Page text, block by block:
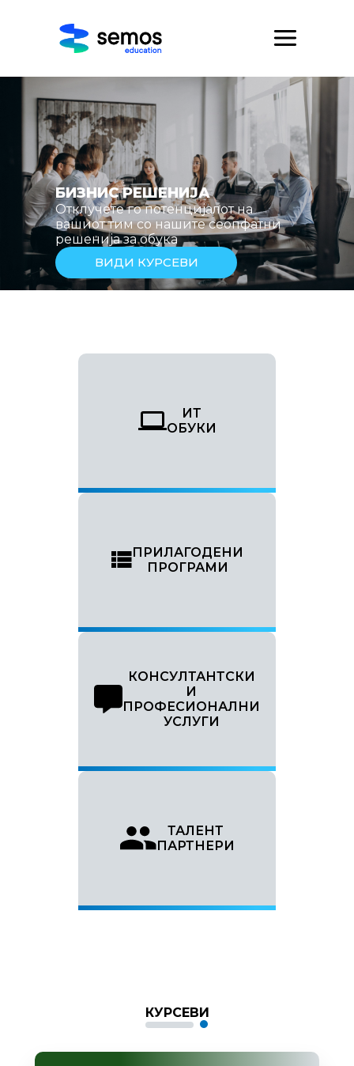
БИЗНИС РЕШЕНИЈА
Отклучете го потенцијалот на
вашиот тим со нашите сеопфатни
решенија за обука
ВИДИ КУРСЕВИ
ИТ
ОБУКИ
ПРИЛАГОДЕНИ
ПРОГРАМИ
КОНСУЛТАНТСКИ
И
ПРОФЕСИОНАЛНИ
УСЛУГИ
ТАЛЕНТ
ПАРТНЕРИ
КУРСЕВИ